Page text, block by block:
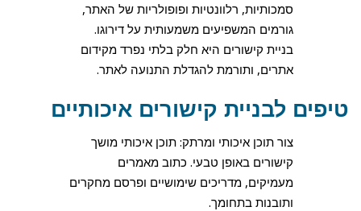
סמכותיות, רלוונטיות ופופולריות של האתר,
גורמים המשפיעים משמעותית על דירוגו.
בניית קישורים היא חלק בלתי נפרד מקידום
אתרים, ותורמת להגדלת התנועה לאתר.
טיפים לבניית קישורים איכותיים
צור תוכן איכותי ומרתק: תוכן איכותי מושך
קישורים באופן טבעי. כתוב מאמרים
מעמיקים, מדריכים שימושיים ופרסם מחקרים
ותובנות בתחומך.